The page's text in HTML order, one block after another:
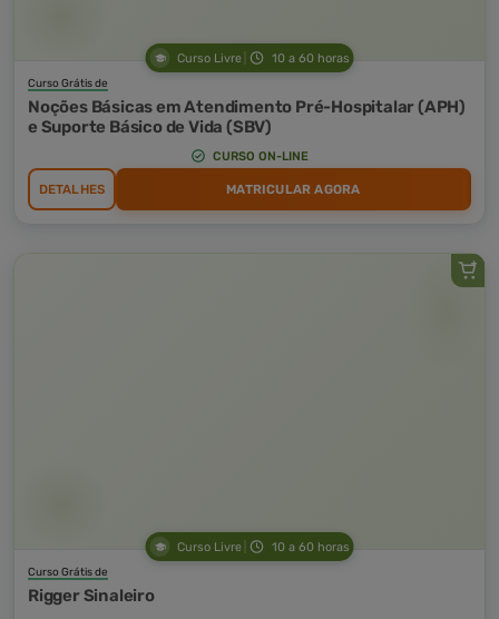
Curso Livre 10 a 60 horas
Curso Grátis de
Noções Básicas em Atendimento Pré-Hospitalar (APH)
e Suporte Básico de Vida (SBV)
CURSO ON-LINE
DETALHES MATRICULAR AGORA
Curso Livre 10 a 60 horas
Curso Grátis de
Rigger Sinaleiro